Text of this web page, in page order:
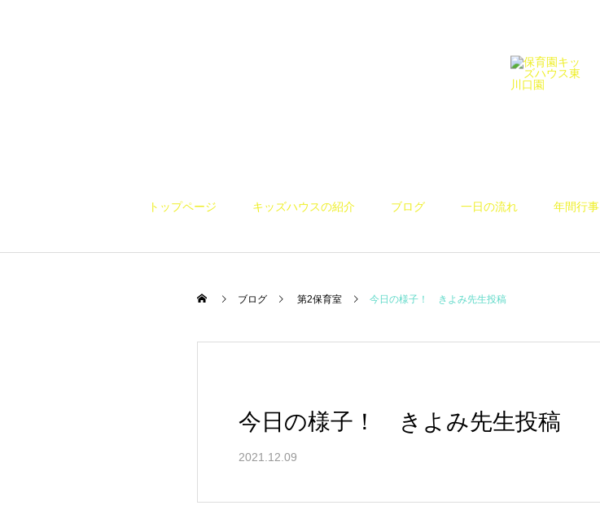
トップページ キッズハウスの紹介 ブログ 一日の流れ 年間行事
ブログ 第2保育室 今日の様子！ きよみ先生投稿
今日の様子！ きよみ先生投稿
2021.12.09